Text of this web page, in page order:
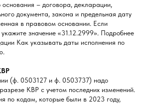
основания – договора, декларации,
документа, закона и предельная дату
в правовом основании. Если
значение «31.12.2999». Подробнее
Как указывать даты исполнения по
(ф. 0503127 и ф. 0503737) надо
КВР с учетом последних изменений.
по кодам, которые были в 2023 году,